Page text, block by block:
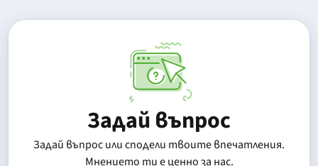
Задай въпрос
Задай въпрос или сподели твоите впечатления.
Mнението ти е ценно за нас.